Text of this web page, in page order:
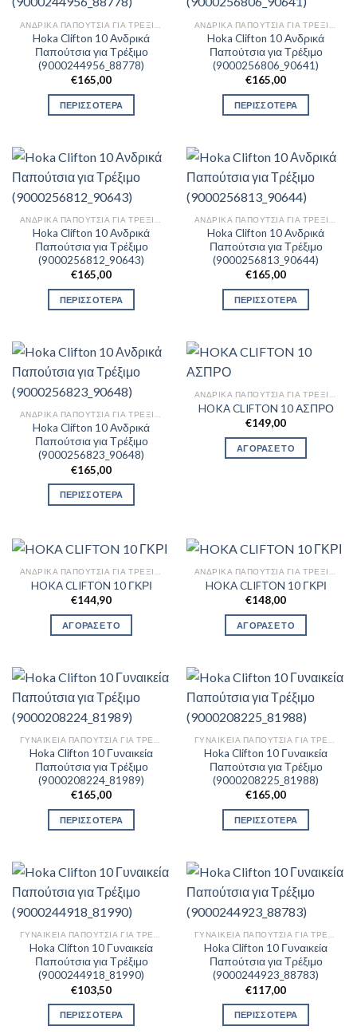
Hoka Clifton 10 Ανδρικά
Παπούτσια για Τρέξιμο
(9000244956_88778)
€165,00
ΠΕΡΙΣΣΟΤΕΡΑ
Hoka Clifton 10 Ανδρικά
Παπούτσια για Τρέξιμο
(9000256806_90641)
€165,00
ΠΕΡΙΣΣΟΤΕΡΑ
Hoka Clifton 10 Ανδρικά
Παπούτσια για Τρέξιμο
(9000256812_90643)
€165,00
ΠΕΡΙΣΣΟΤΕΡΑ
Hoka Clifton 10 Ανδρικά
Παπούτσια για Τρέξιμο
(9000256813_90644)
€165,00
ΠΕΡΙΣΣΟΤΕΡΑ
ΑΝΔΡΙΚΆ ΠΑΠΟΎΤΣΙΑ ΓΙΑ ΤΡΈΞΙΜΟ
Hoka Clifton 10 Ανδρικά
Παπούτσια για Τρέξιμο
(9000256823_90648)
€165,00
ΠΕΡΙΣΣΟΤΕΡΑ
ΑΝΔΡΙΚΆ ΠΑΠΟΎΤΣΙΑ ΓΙΑ ΤΡΈΞΙΜΟ
HOKA CLIFTON 10 ΑΣΠΡΟ
€149,00
ΑΓΟΡΑΣΕ ΤΟ
HOKA CLIFTON 10 ΓΚΡΙ
€144,90
ΑΓΟΡΑΣΕ ΤΟ
HOKA CLIFTON 10 ΓΚΡΙ
€148,00
ΑΓΟΡΑΣΕ ΤΟ
Hoka Clifton 10 Γυναικεία
Παπούτσια για Τρέξιμο
(9000208224_81989)
€165,00
ΠΕΡΙΣΣΟΤΕΡΑ
Hoka Clifton 10 Γυναικεία
Παπούτσια για Τρέξιμο
(9000208225_81988)
€165,00
ΠΕΡΙΣΣΟΤΕΡΑ
ΓΥΝΑΙΚΕΊΑ ΠΑΠΟΎΤΣΙΑ ΓΙΑ ΤΡΈΞΙΜΟ
Hoka Clifton 10 Γυναικεία
Παπούτσια για Τρέξιμο
(9000244918_81990)
€103,50
ΠΕΡΙΣΣΟΤΕΡΑ
ΓΥΝΑΙΚΕΊΑ ΠΑΠΟΎΤΣΙΑ ΓΙΑ ΤΡΈΞΙΜΟ
Hoka Clifton 10 Γυναικεία
Παπούτσια για Τρέξιμο
(9000244923_88783)
€117,00
ΠΕΡΙΣΣΟΤΕΡΑ